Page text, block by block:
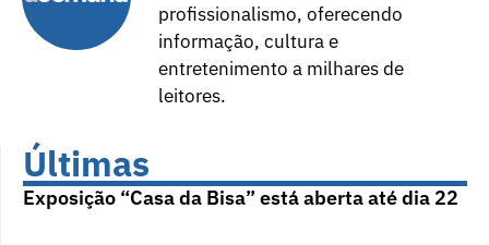
profissionalismo, oferecendo
informação, cultura e
entretenimento a milhares de
leitores.
Últimas
Exposição “Casa da Bisa” está aberta até dia 22